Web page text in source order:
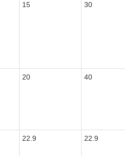
15 30
20 40
22.9 22.9